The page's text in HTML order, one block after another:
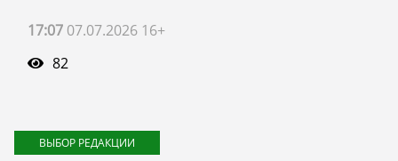
17:07 07.07.2026 16+
82
ВЫБОР РЕДАКЦИИ